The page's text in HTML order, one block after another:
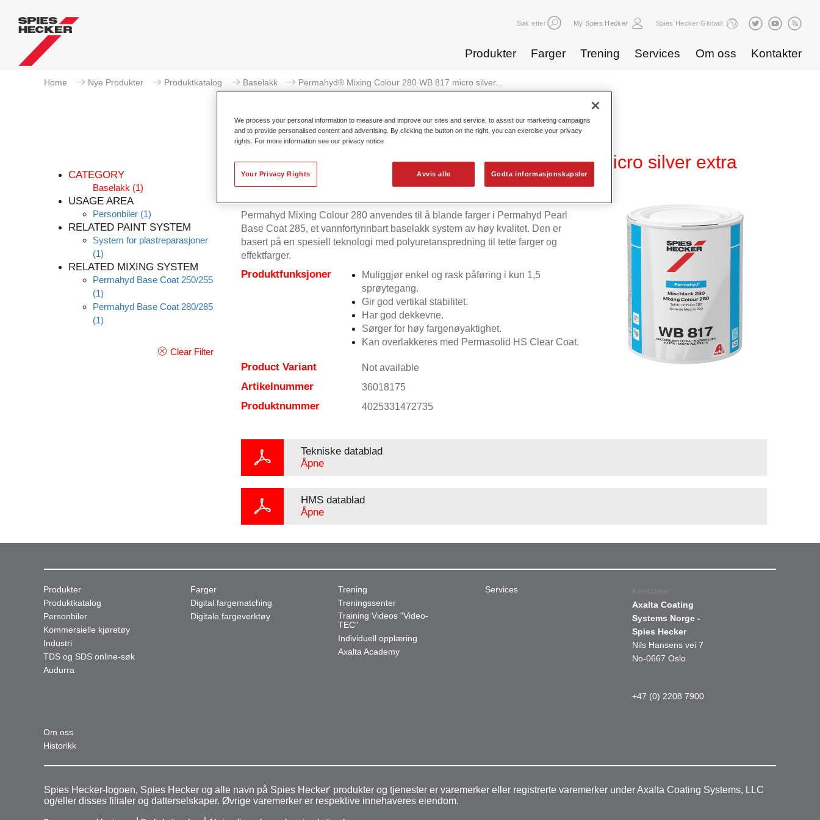
Søk etter My Spies Hecker Spies Hecker Globalt
Produkter Farger Trening Services Om oss Kontakter
Home Nye Produkter Produktkatalog Baselakk Permahyd® Mixing Colour 280 WB 817 micro silver...
CATEGORY
Baselakk (1)
USAGE AREA
Personbiler (1)
RELATED PAINT SYSTEM
System for plastreparasjoner
(1)
RELATED MIXING SYSTEM
Permahyd Base Coat 250/255
(1)
Permahyd Base Coat 280/285
(1)
Clear Filter
Permahyd® Mixing Colour 280 WB 817 micro silver extra
Permahyd Mixing Colour 280 anvendes til å blande farger i Permahyd Pearl
Base Coat 285, et vannfortynnbart baselakk system av høy kvalitet. Den er
basert på en spesiell teknologi med polyuretanspredning til tette farger og
effektfarger.
Produktfunksjoner
Muliggjør enkel og rask påføring i kun 1,5
sprøytegang.
Gir god vertikal stabilitet.
Har god dekkevne.
Sørger for høy fargenøyaktighet.
Kan overlakkeres med Permasolid HS Clear Coat.
Product Variant Not available
Artikelnummer 36018175
Produktnummer 4025331472735
Tekniske datablad
Åpne
HMS datablad
Åpne
Produkter
Produktkatalog
Personbiler
Kommersielle kjøretøy
Industri
TDS og SDS online-søk
Audurra
Farger
Digital fargematching
Digitale fargeverktøy
Trening
Treningssenter
Training Videos "Video-
TEC"
Individuell opplæring
Axalta Academy
Services
Om oss
Historikk
Kontakter
Axalta Coating
Systems Norge -
Spies Hecker
Nils Hansens vei 7
No-0667 Oslo
+47 (0) 2208 7900
Spies Hecker-logoen, Spies Hecker og alle navn på Spies Hecker' produkter og tjenester er varemerker eller registrerte varemerker under Axalta Coating Systems, LLC
og/eller disses filialer og datterselskaper. Øvrige varemerker er respektive innehaveres eiendom.
We process your personal information to measure and improve our sites and service, to assist our marketing campaigns
and to provide personalised content and advertising. By clicking the button on the right, you can exercise your privacy
rights. For more information see our privacy notice
Avvis alle Godta informasjonskapsler
Your Privacy Rights